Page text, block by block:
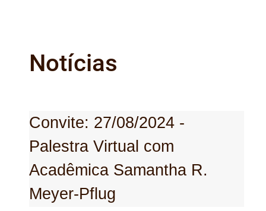
Notícias
Convite: 27/08/2024 -
Palestra Virtual com
Acadêmica Samantha R.
Meyer-Pflug